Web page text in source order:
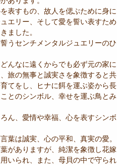
表すもの、故人を偲ぶために身に
エリー、そして愛を誓い表すため
ました。
うセンチメンタルジュエリーのひ
んなに遠くからでも必ず元の家に
旅の無事と誠実さを象徴すると共
てをし、ヒナに餌を運ぶ姿から長
とのシンボル、幸せを運ぶ鳥とみ
ん、愛情や幸福、心を表すシンボ
葉は誠実、心の平和、真実の愛。
がありますが、純潔を象徴し花嫁
いられ、また、母貝の中で守られ